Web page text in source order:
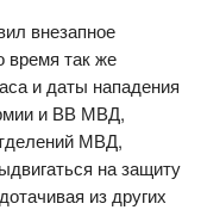
внезапное
время так же
и даты нападения
и ВВ МВД,
МВД,
на защиту
из других